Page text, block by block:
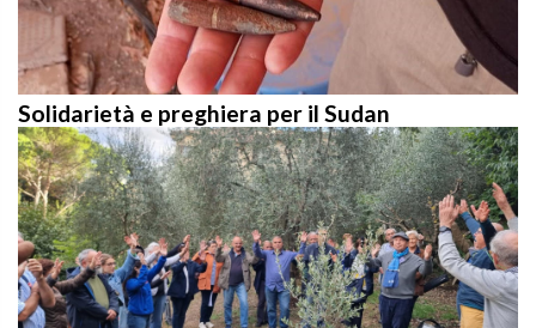
Solidarietà e preghiera per il Sudan